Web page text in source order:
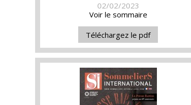
02/02/2023
Voir le sommaire
Téléchargez le pdf